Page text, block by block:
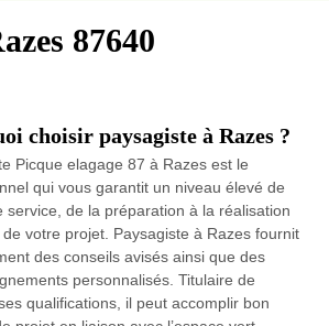
87640
choisir paysagiste à Razes ?
Picque elagage 87 à Razes est le
qui vous garantit un niveau élevé de
service, de la préparation à la réalisation
votre projet. Paysagiste à Razes fournit
des conseils avisés ainsi que des
personnalisés. Titulaire de
qualifications, il peut accomplir bon